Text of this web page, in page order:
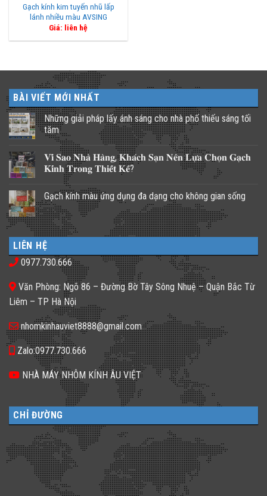
Gạch kính kim tuyến nhũ lấp
lánh nhiều màu AVSING
Giá: liên hệ
BÀI VIẾT MỚI NHẤT
Những giải pháp lấy ánh sáng cho nhà phố thiếu sáng tối
tăm
Không
bình
luận
ở
pháp
lấy
ánh
sáng
cho
nhà
phố
thiếu
sáng
tối
𝐕𝐢̀ 𝐒𝐚𝐨 𝐍𝐡𝐚̀ 𝐇𝐚̀𝐧𝐠, 𝐊𝐡𝐚́𝐜𝐡 𝐒𝐚̣𝐧 𝐍𝐞̂𝐧 𝐋𝐮̛̣𝐚 𝐂𝐡𝐨̣𝐧 𝐆𝐚̣𝐜𝐡
𝐊𝐢́𝐧𝐡 𝐓𝐫𝐨𝐧𝐠 𝐓𝐡𝐢𝐞̂́𝐭 𝐊𝐞̂́?
bình
luận
ở
𝐕𝐢̀
𝐒𝐚𝐨
𝐍𝐡𝐚̀
𝐇𝐚̀𝐧𝐠,
𝐊𝐡𝐚́𝐜𝐡
𝐒𝐚̣𝐧
𝐍𝐞̂𝐧
𝐂𝐡𝐨̣𝐧
𝐆𝐚̣𝐜𝐡
𝐊𝐢́𝐧𝐡
𝐓𝐫𝐨𝐧𝐠
𝐓𝐡𝐢𝐞̂́𝐭
𝐊𝐞̂́?
Gạch kính màu ứng dụng đa dạng cho không gian sống
Không
có
bình
luận
ở
Gạch
kính
màu
đa
dạng
cho
không
gian
sống
LIÊN HỆ
0977.730.666
Văn Phòng: Ngõ 86 – Đường Bờ Tây Sông Nhuệ – Quận Bắc Từ
Liêm – TP Hà Nội
nhomkinhauviet8888@gmail.com
Zalo:0977.730.666
NHÀ MÁY NHÔM KÍNH ÂU VIỆT
CHỈ ĐƯỜNG